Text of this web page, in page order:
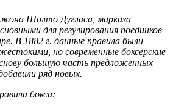
Шолто Дугласа, маркиза
для регулирования поединков
В 1882 г. данные правила были
но современные боксерские
большую часть предложенных
ряд новых.
бокса: